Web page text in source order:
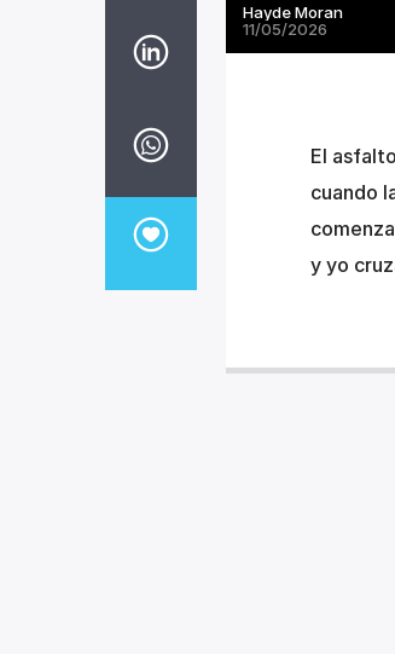
Hayde Moran
11/05/2026
El
cuando
y yo